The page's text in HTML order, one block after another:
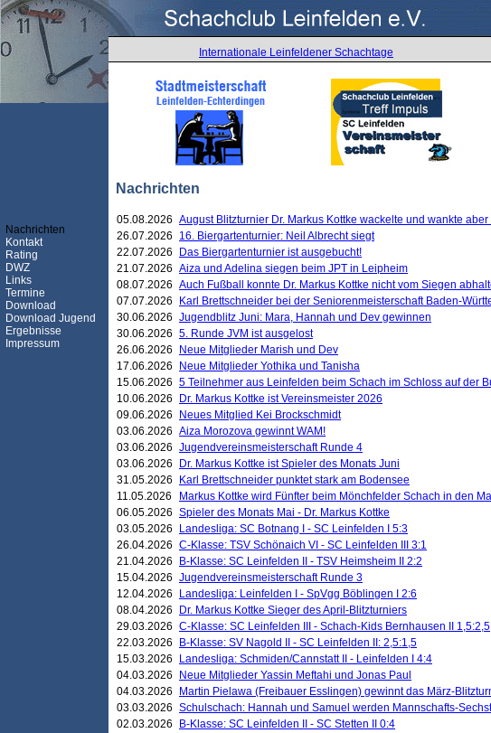
Internationale Leinfeldener Schachtage
Nachrichten
Nachrichten
Kontakt
Rating
DWZ
Links
Termine
Download
Download Jugend
Ergebnisse
Impressum
05.08.2026 August Blitzturnier Dr. Markus Kottke wackelte und wankte
26.07.2026
16. Biergartenturnier: Neil Albrecht siegt
22.07.2026
Das Biergartenturnier ist ausgebucht!
21.07.2026 Aiza und Adelina siegen beim JPT in Leipheim
08.07.2026 Auch Fußball konnte Dr. Markus Kottke nicht vom Siegen
07.07.2026
Karl Brettschneider bei der Seniorenmeisterschaft Baden-
30.06.2026 Jugendblitz Juni: Mara, Hannah und Dev gewinnen
30.06.2026 5. Runde JVM ist ausgelost
26.06.2026
Neue Mitglieder Marish und Dev
17.06.2026
Neue Mitglieder Yothika und Tanisha
15.06.2026 5 Teilnehmer aus Leinfelden beim Schach im Schloss auf der
10.06.2026
Dr. Markus Kottke ist Vereinsmeister 2026
09.06.2026
Neues Mitglied Kei Brockschmidt
03.06.2026 Aiza Morozova gewinnt WAM!
03.06.2026 Jugendvereinsmeisterschaft Runde 4
03.06.2026
Dr. Markus Kottke ist Spieler des Monats Juni
31.05.2026
Karl Brettschneider punktet stark am Bodensee
11.05.2026
Markus Kottke wird Fünfter beim Mönchfelder Schach in den
06.05.2026 Spieler des Monats Mai - Dr. Markus Kottke
03.05.2026
Landesliga: SC Botnang I - SC Leinfelden I 5:3
26.04.2026 C-Klasse: TSV Schönaich VI - SC Leinfelden III 3:1
21.04.2026
B-Klasse: SC Leinfelden II - TSV Heimsheim II 2:2
15.04.2026 Jugendvereinsmeisterschaft Runde 3
12.04.2026
Landesliga: Leinfelden I - SpVgg Böblingen I 2:6
08.04.2026
Dr. Markus Kottke Sieger des April-Blitzturniers
29.03.2026 C-Klasse: SC Leinfelden III - Schach-Kids Bernhausen II 1,5:2,5
22.03.2026
B-Klasse: SV Nagold II - SC Leinfelden II: 2,5:1,5
15.03.2026
Landesliga: Schmiden/Cannstatt II - Leinfelden I 4:4
04.03.2026
Neue Mitglieder Yassin Meftahi und Jonas Paul
04.03.2026
Martin Pielawa (Freibauer Esslingen) gewinnt das März-
03.03.2026 Schulschach: Hannah und Samuel werden Mannschafts-
02.03.2026
B-Klasse: SC Leinfelden II - SC Stetten II 0:4